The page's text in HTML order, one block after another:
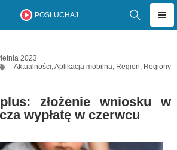
POSŁUCHAJ
2023
Aktualności,Aplikacja mobilna, Region, Regiony
złożenie wniosku w
wypłatę w czerwcu